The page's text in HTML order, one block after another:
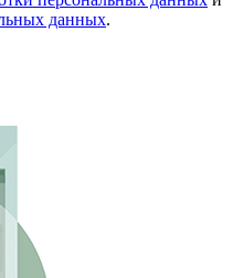
данных.